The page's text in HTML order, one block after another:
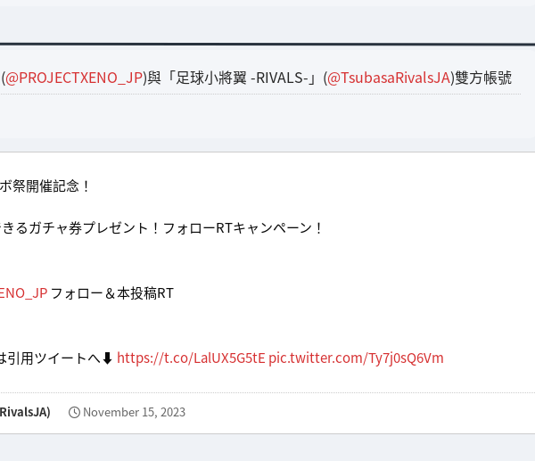
@PROJECTXENO_JP)與「足球小將翼 -RIVALS-」(@TsubasaRivalsJA)雙方帳號
祭開催記念！
るガチャ券プレゼント！フォローRTキャンペーン！
フォロー＆本投稿RT
引用ツイートへ⬇️ https://t.co/LalUX5G5tE pic.twitter.com/Ty7j0sQ6Vm
November 15, 2023